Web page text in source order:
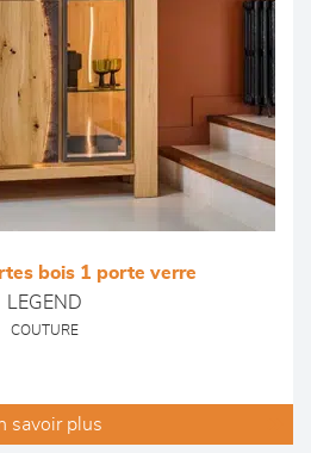
bois 1 porte verre
LEGEND
COUTURE
savoir plus